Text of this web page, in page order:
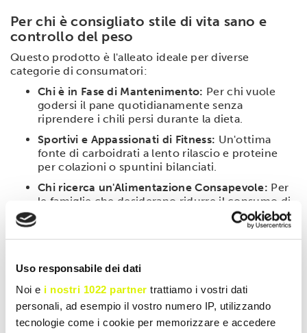
Uso responsabile dei dati
Noi e i nostri 1022 partner trattiamo i vostri dati
personali, ad esempio il vostro numero IP, utilizzando
tecnologie come i cookie per memorizzare e accedere
Per chi è consigliato stile di vita sano e
controllo del peso
Questo prodotto è l'alleato ideale per diverse
categorie di consumatori:
Chi è in Fase di Mantenimento: Per chi vuole
godersi il pane quotidianamente senza
riprendere i chili persi durante la dieta.
Sportivi e Appassionati di Fitness: Un'ottima
fonte di carboidrati a lento rilascio e proteine
per colazioni o spuntini bilanciati.
Chi ricerca un'Alimentazione Consapevole: Per
le famiglie che desiderano ridurre il consumo di
zuccheri e farine raffinate a tavola senza
Il Bauletto OPTIMIZE è estremamente versatile. Può
essere consumato al naturale per preparare
tramezzini e sandwich, oppuretostato leggermente
per esaltarne la fragranza e ottenere una base